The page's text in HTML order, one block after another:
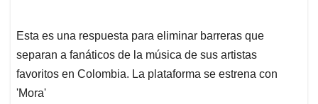
Esta es una respuesta para eliminar barreras que
separan a fanáticos de la música de sus artistas
favoritos en Colombia. La plataforma se estrena con
'Mora'